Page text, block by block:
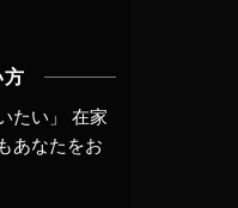
たい」 在家
あなたをお